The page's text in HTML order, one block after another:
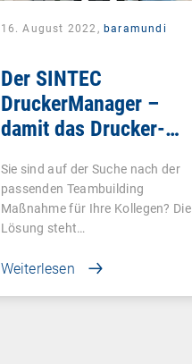
16. August 2022,baramundi
Der SINTEC
DruckerManager –
damit das Drucker-
Sie sind auf der Suche nach der
passenden Teambuilding
Maßnahme für Ihre Kollegen? Die
Lösung steht…
Weiterlesen